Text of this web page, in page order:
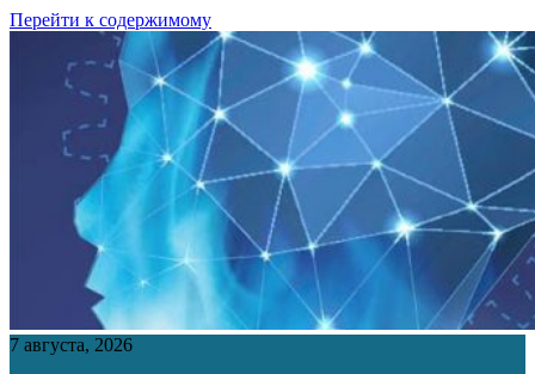
Перейти к содержимому
7 августа, 2026